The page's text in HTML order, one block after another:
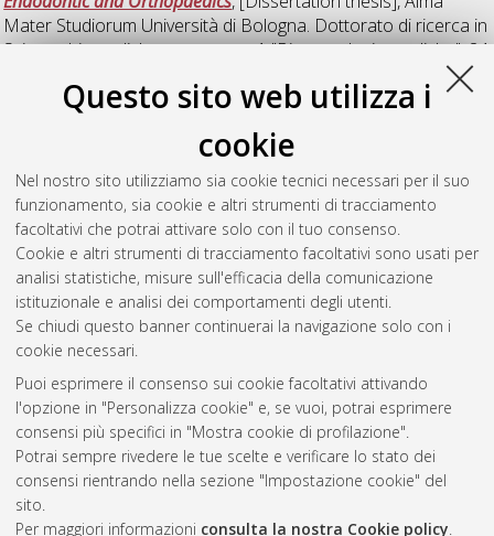
Questo sito web utilizza i
cookie
Nel nostro sito utilizziamo sia cookie tecnici necessari per il suo
funzionamento, sia cookie e altri strumenti di tracciamento
facoltativi che potrai attivare solo con il tuo consenso.
Cookie e altri strumenti di tracciamento facoltativi sono usati per
analisi statistiche, misure sull'efficacia della comunicazione
istituzionale e analisi dei comportamenti degli utenti.
Se chiudi questo banner continuerai la navigazione solo con i
cookie necessari.
Puoi esprimere il consenso sui cookie facoltativi attivando
l'opzione in "Personalizza cookie" e, se vuoi, potrai esprimere
consensi più specifici in "Mostra cookie di profilazione".
Potrai sempre rivedere le tue scelte e verificare lo stato dei
consensi rientrando nella sezione "Impostazione cookie" del
sito.
Per maggiori informazioni consulta la nostra Cookie policy.
Mater Studiorum Università di Bologna. Dottorato di ricerca in
Scienze biomediche: progetto n. 1 "Biotecnologie mediche", 24
Motori, Elisa (2012) Ruolo della glia nel mantenimento e nella
degenerazione neuronale durante la neuroinfiammazione
[Dissertation thesis], Alma Mater Studiorum Università di
Bologna. Dottorato di ricerca inBiochimica, 24 Ciclo. DOI
10.6092/unibo/amsdottorato/4769.
Questa lista e' stata generata ilSat Aug 8 20:35:16 2026
Atom
Rss 1.0
Rss 2.0
ISSN: 2038-7946